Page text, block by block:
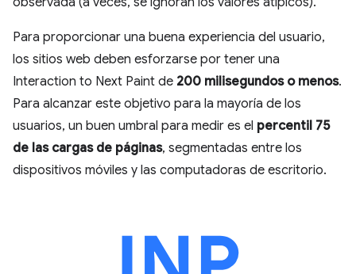
Para proporcionar una buena experiencia del usuario,
los sitios web deben esforzarse por tener una
Interaction to Next Paint de 200 milisegundos o menos.
Para alcanzar este objetivo para la mayoría de los
usuarios, un buen umbral para medir es el percentil 75
de las cargas de páginas, segmentadas entre los
dispositivos móviles y las computadoras de escritorio.